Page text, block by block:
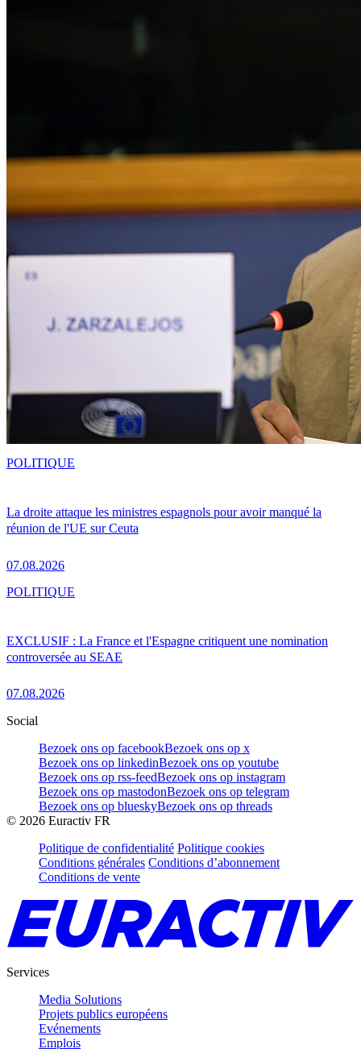
La droite attaque les ministres espagnols pour avoir manqué la
réunion de l'UE sur Ceuta
07.08.2026
POLITIQUE
EXCLUSIF : La France et l'Espagne critiquent une nomination
controversée au SEAE
07.08.2026
POLITIQUE
Social
Bezoek ons op facebookBezoek ons op x
Bezoek ons op linkedinBezoek ons op youtube
Bezoek ons op rss-feedBezoek ons op instagram
Bezoek ons op mastodonBezoek ons op telegram
Bezoek ons op blueskyBezoek ons op threads
© 2026 Euractiv FR
Politique de confidentialité Politique cookies
Conditions générales Conditions d’abonnement
Conditions de vente
Services
Media Solutions
Projets publics européens
Evénements
Emplois